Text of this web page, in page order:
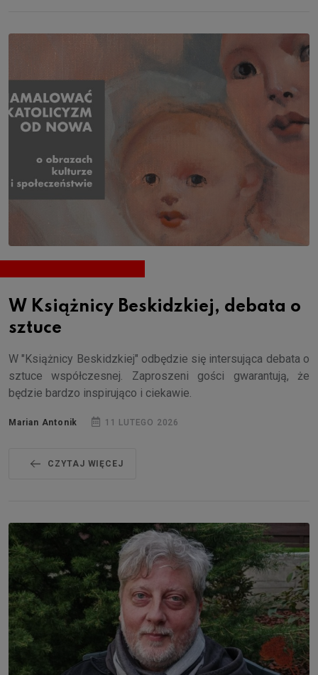
W Książnicy Beskidzkiej, debata o
sztuce
W "Książnicy Beskidzkiej" odbędzie się intersująca debata o
sztuce współczesnej. Zaproszeni gości gwarantują, że
będzie bardzo inspirująco i ciekawie.
Marian Antonik 11 LUTEGO 2026
CZYTAJ WIĘCEJ